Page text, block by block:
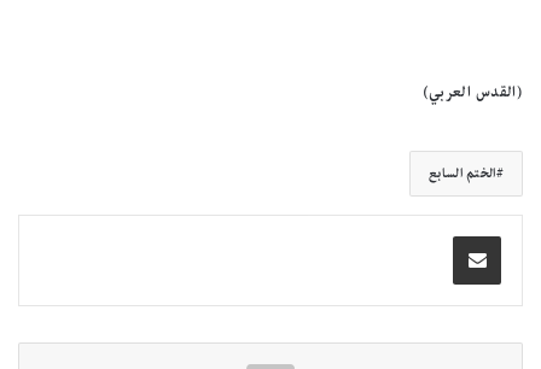
(القدس العربي)
الختم السابع